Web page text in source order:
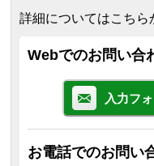
詳細についてはこちら
Webでのお問い合
入力フ
お電話でのお問い